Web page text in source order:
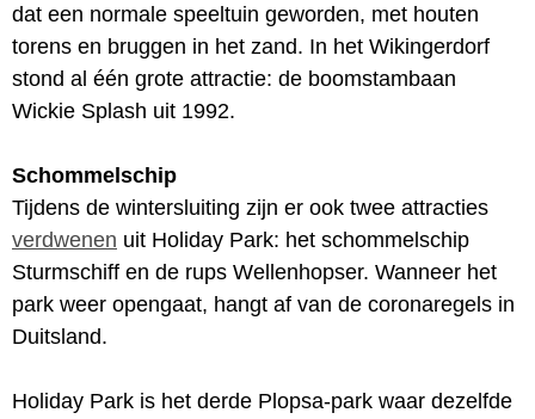
dat een normale speeltuin geworden, met houten
torens en bruggen in het zand. In het Wikingerdorf
stond al één grote attractie: de boomstambaan
Wickie Splash uit 1992.
Schommelschip
Tijdens de wintersluiting zijn er ook twee attracties
verdwenen uit Holiday Park: het schommelschip
Sturmschiff en de rups Wellenhopser. Wanneer het
park weer opengaat, hangt af van de coronaregels in
Duitsland.
Holiday Park is het derde Plopsa-park waar dezelfde